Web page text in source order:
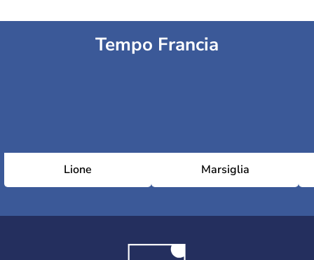
Tempo Francia
Lione Marsiglia